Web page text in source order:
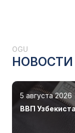
OGU
НОВОСТИ
5 августа 2026
ВВП